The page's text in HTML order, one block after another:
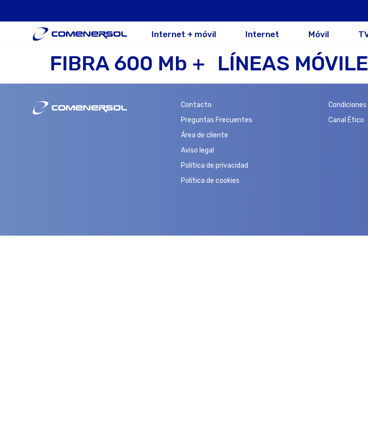
Internet + móvil Internet Móvil
FIBRA 600 Mb + LÍNEAS
Contacto
Preguntas Frecuentes
Área de cliente
Aviso legal
Política de privacidad
Política de cookies
Canal Ético